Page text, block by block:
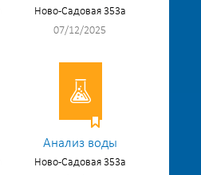
Ново-Садовая 353а
07/12/2025
Анализ воды
Ново-Садовая 353а